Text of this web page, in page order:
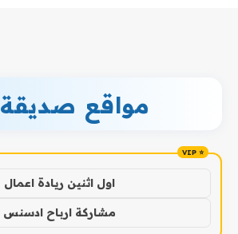
مواقع صديقة
اول اثنين ريادة اعمال
مشاركة ارباح ادسنس